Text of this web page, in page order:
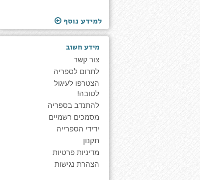
למידע נוסף
מידע חשוב
צור קשר
לתרום לספריה
הצטרפו לעיגול
לטובה!
להתנדב בספריה
מסמכים רשמיים
ידידי הספרייה
תקנון
מדיניות פרטיות
הצהרת נגישות